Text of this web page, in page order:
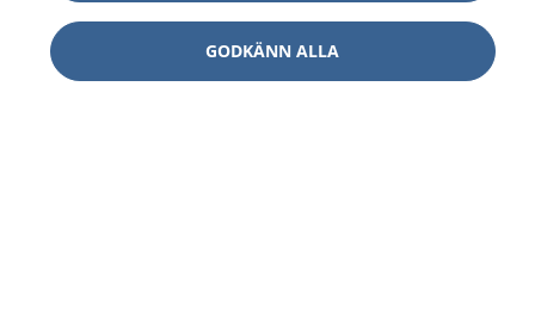
GODKÄNN ALLA